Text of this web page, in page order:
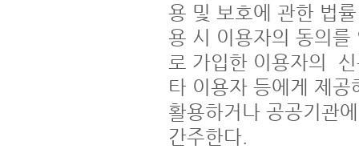
용 및 보호에 관한 법
용 시 이용자의 동의
로 가입한 이용자의
타 이용자 등에게 제
활용하거나 공공기관
간주한다.